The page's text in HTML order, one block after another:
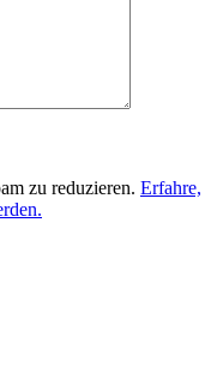
zu reduzieren. Erfahre,